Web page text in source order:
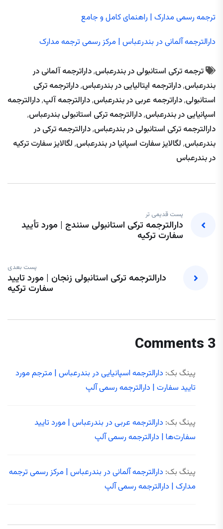
ترجمه رسمی مدارک | راهنمای کامل و جامع
دارالترجمه آلمانی در بندرعباس | مرکز رسمی ترجمه مدارک
ترجمه ترکی استانبولی در بندرعباس,داراترجمه آلمانی در
بندرعباس,داراترجمه ایتالیایی در بندرعباس,داراترجمه ترکی
استانبولی,داراترجمه عربی در بندرعباس,دارالترجمه آلپ,دارالترجمه
اسپانیایی در بندرعباس,دارالترجمه ترکی استانبولی بندرعباس,
دارالترجمه ترکی استانبولی در بندرعباس,دارالترجمه ترکی در
بندرعباس, لگالایز سفارت اسپانیا در بندرعباس, لگالایز سفارت ترکیه
در بندرعباس
پست قدیمی تر
دارالترجمه ترکی استانبولی سنندج | مورد تأیید
سفارت ترکیه
پست بعدی
دارالترجمه ترکی استانبولی زنجان | مورد تایید
سفارت ترکیه
3 Comments
پینگ بک: دارالترجمه اسپانیایی در بندرعباس | مترجم مورد
تایید سفارت | دارالترجمه رسمی آلپ
پینگ بک: دارالترجمه عربی در بندرعباس | مورد تایید
سفارت‌ها | دارالترجمه رسمی آلپ
پینگ بک: دارالترجمه آلمانی در بندرعباس | مرکز رسمی ترجمه
مدارک | دارالترجمه رسمی آلپ